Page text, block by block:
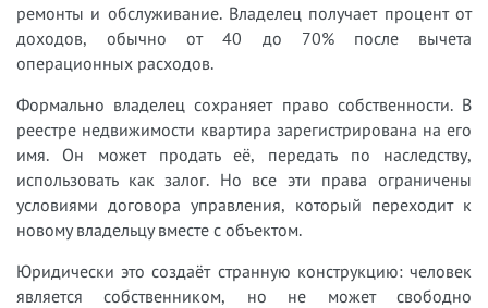
ремонты и обслуживание. Владелец получает процент от
доходов, обычно от 40 до 70% после вычета
операционных расходов.
Формально владелец сохраняет право собственности. В
реестре недвижимости квартира зарегистрирована на его
имя. Он может продать её, передать по наследству,
использовать как залог. Но все эти права ограничены
условиями договора управления, который переходит к
новому владельцу вместе с объектом.
Юридически это создаёт странную конструкцию: человек
является собственником, но не может свободно